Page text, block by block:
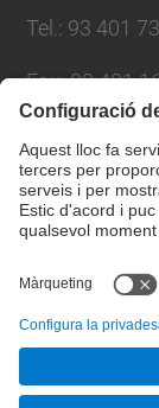
Tel. : 93 401
Fax:93 401
Directori UPC
Formulari de
Servei de